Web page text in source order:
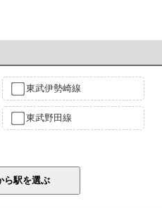
東武伊勢崎線
東武野田線